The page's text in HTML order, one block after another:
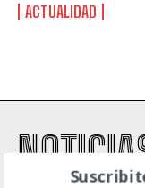
ACTUALIDAD